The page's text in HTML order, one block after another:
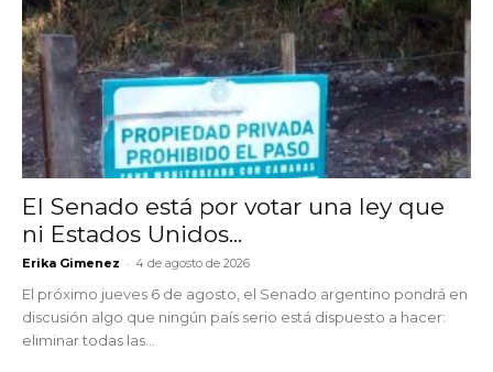
El Senado está por votar una ley que
ni Estados Unidos...
Erika Gimenez - 4 de agosto de 2026
El próximo jueves 6 de agosto, el Senado argentino pondrá en
discusión algo que ningún país serio está dispuesto a hacer:
eliminar todas las...